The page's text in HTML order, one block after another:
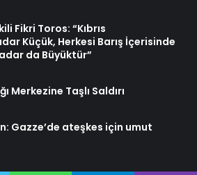
Fikri Toros: “Kıbrıs
Küçük, Herkesi Barış İçerisinde
da Büyüktür”
Merkezine Taşlı Saldırı
Gazze’de ateşkes için umut